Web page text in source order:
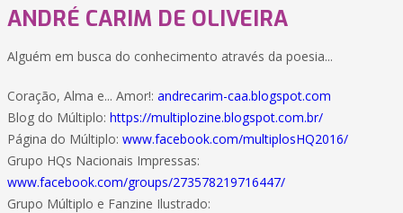
ANDRÉ CARIM DE OLIVEIRA
Alguém em busca do conhecimento através da poesia...
Coração, Alma e... Amor!: andrecarim-caa.blogspot.com
Blog do Múltiplo: https://multiplozine.blogspot.com.br/
Página do Múltiplo: www.facebook.com/multiplosHQ2016/
Grupo HQs Nacionais Impressas:
www.facebook.com/groups/273578219716447/
Grupo Múltiplo e Fanzine Ilustrado: